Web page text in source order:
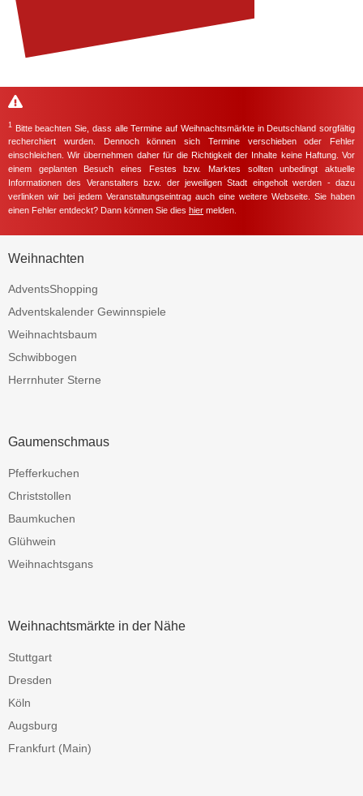
1
Bitte beachten Sie, dass alle Termine auf Weihnachtsmärkte in Deutschland sorgfältig
recherchiert wurden. Dennoch können sich Termine verschieben oder Fehler
einschleichen. Wir übernehmen daher für die Richtigkeit der Inhalte keine Haftung. Vor
einem geplanten Besuch eines Festes bzw. Marktes sollten unbedingt aktuelle
Informationen des Veranstalters bzw. der jeweiligen Stadt eingeholt werden - dazu
verlinken wir bei jedem Veranstaltungseintrag auch eine weitere Webseite. Sie haben
einen Fehler entdeckt? Dann können Sie dies hier melden.
Weihnachten
AdventsShopping
Adventskalender Gewinnspiele
Weihnachtsbaum
Schwibbogen
Herrnhuter Sterne
Gaumenschmaus
Pfefferkuchen
Christstollen
Baumkuchen
Glühwein
Weihnachtsgans
Weihnachtsmärkte in der Nähe
Stuttgart
Dresden
Köln
Augsburg
Frankfurt (Main)